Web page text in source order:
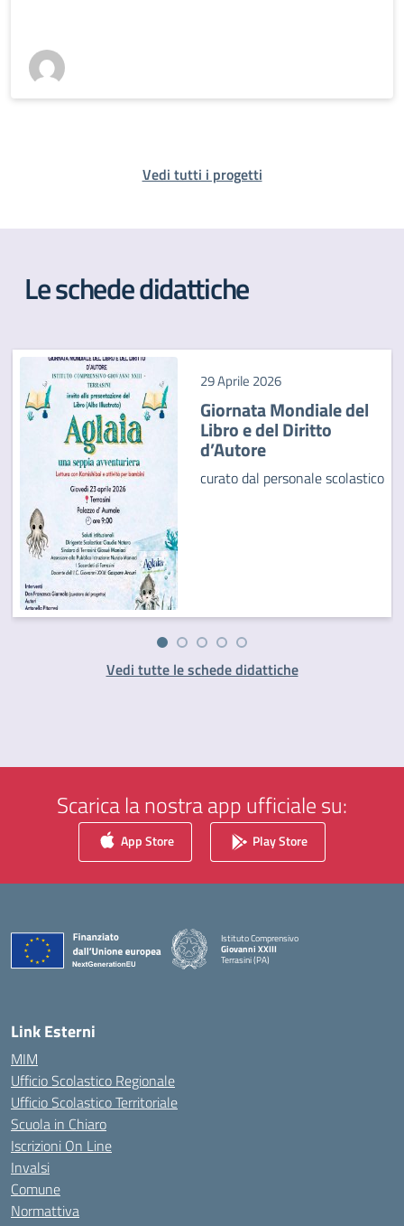
Vedi tutti i progetti
Le schede didattiche
29 Aprile 2026
Giornata Mondiale del
Libro e del Diritto
d’Autore
curato dal personale scolastico
Vedi tutte le schede didattiche
Scarica la nostra app ufficiale su:
App Store Play Store
Istituto Comprensivo
Giovanni XXIII
Terrasini (PA)
Link Esterni
MIM
Ufficio Scolastico Regionale
Ufficio Scolastico Territoriale
Scuola in Chiaro
Iscrizioni On Line
Invalsi
Comune
Normattiva